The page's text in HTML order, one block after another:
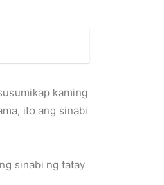
kaming
ito ang sinabi
sinabi ng tatay